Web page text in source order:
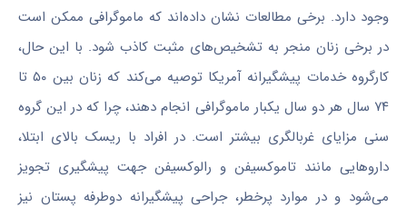
وجود دارد. برخی مطالعات نشان داده‌اند که ماموگرافی ممکن است
در برخی زنان منجر به تشخیص‌های مثبت کاذب شود. با این حال،
کارگروه خدمات پیشگیرانه آمریکا توصیه می‌کند که زنان بین ۵۰ تا
۷۴ سال هر دو سال یکبار ماموگرافی انجام دهند، چرا که در این گروه
سنی مزایای غربالگری بیشتر است. در افراد با ریسک بالای ابتلا،
داروهایی مانند تاموکسیفن و رالوکسیفن جهت پیشگیری تجویز
می‌شود و در موارد پرخطر، جراحی پیشگیرانه دوطرفه پستان نیز